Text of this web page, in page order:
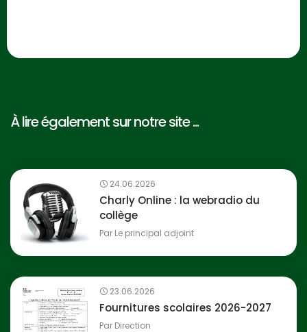
À lire également sur notre site ...
24.06.2026
Charly Online : la webradio du
collège
Par Le principal adjoint
23.06.2026
Fournitures scolaires 2026-2027
Par Direction